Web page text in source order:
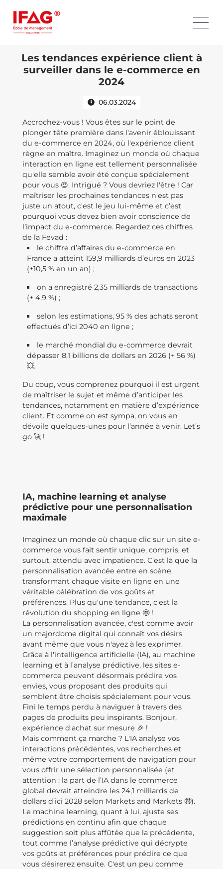
Les tendances expérience client à
surveiller dans le e-commerce en
2024
06.03.2024
Accrochez-vous ! Vous êtes sur le point de
plonger tête première dans l'avenir éblouissant
du e-commerce en 2024, où l'expérience client
règne en maître. Imaginez un monde où chaque
interaction en ligne est tellement personnalisée
qu'elle semble avoir été conçue spécialement
pour vous 😍. Intrigué ? Vous devriez l'être ! Car
maîtriser les prochaines tendances n'est pas
juste un atout, c'est le jeu lui-même et c’est
pourquoi vous devez bien avoir conscience de
l’impact du e-commerce. Regardez ces chiffres
de la Fevad :
le chiffre d’affaires du e-commerce en
France a atteint 159,9 milliards d’euros en 2023
(+10,5 % en un an) ;
on a enregistré 2,35 milliards de transactions
(+ 4,9 %) ;
selon les estimations, 95 % des achats seront
effectués d’ici 2040 en ligne ;
le marché mondial du e-commerce devrait
dépasser 8,1 billions de dollars en 2026 (+ 56 %)
💥.
Du coup, vous comprenez pourquoi il est urgent
de maîtriser le sujet et même d’anticiper les
tendances, notamment en matière d’expérience
client. Et comme on est sympa, on vous en
dévoile quelques-unes pour l’année à venir. Let’s
go 🚀 !
IA, machine learning et analyse
prédictive pour une personnalisation
maximale
Imaginez un monde où chaque clic sur un site e-
commerce vous fait sentir unique, compris, et
surtout, attendu avec impatience. C'est là que la
personnalisation avancée entre en scène,
transformant chaque visite en ligne en une
véritable célébration de vos goûts et
préférences. Plus qu'une tendance, c'est la
révolution du shopping en ligne 🤩 !
La personnalisation avancée, c'est comme avoir
un majordome digital qui connaît vos désirs
avant même que vous n'ayez à les exprimer.
Grâce à l'intelligence artificielle (IA), au machine
learning et à l’analyse prédictive, les sites e-
commerce peuvent désormais prédire vos
envies, vous proposant des produits qui
semblent être choisis spécialement pour vous.
Fini le temps perdu à naviguer à travers des
pages de produits peu inspirants. Bonjour,
expérience d'achat sur mesure 🎉 !
Mais comment ça marche ? L'IA analyse vos
interactions précédentes, vos recherches et
même votre comportement de navigation pour
vous offrir une sélection personnalisée (et
attention : la part de l’IA dans le commerce
global devrait atteindre les 24,1 milliards de
dollars d’ici 2028 selon Markets and Markets 🤑).
Le machine learning, quant à lui, ajuste ses
prédictions en continu afin que chaque
suggestion soit plus affûtée que la précédente,
tout comme l’analyse prédictive qui décrypte
vos goûts et préférences pour prédire ce que
vous désirerez ensuite. C'est un peu comme